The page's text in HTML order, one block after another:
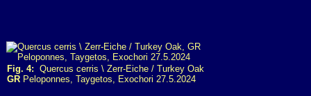
Fig. 4: Quercus cerris \ Zerr-Eiche / Turkey Oak
GR Peloponnes, Taygetos, Exochori 27.5.2024